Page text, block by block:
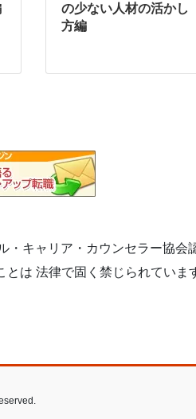
の少ない人材の活かし
方編
キャリア・カウンセラー協会
は 法律で固く禁じられていま